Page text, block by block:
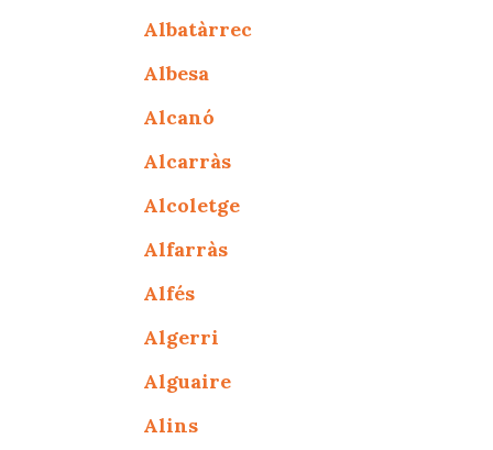
Albatàrrec
Albesa
Alcanó
Alcarràs
Alcoletge
Alfarràs
Alfés
Algerri
Alguaire
Alins